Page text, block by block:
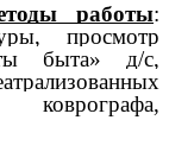
работы:
просмотр
быта» д/с,